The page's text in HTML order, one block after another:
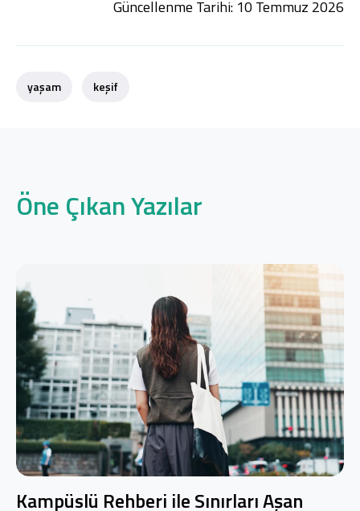
Güncellenme Tarihi: 10 Temmuz 2026
yaşam keşif
Öne Çıkan Yazılar
Kampüslü Rehberi ile Sınırları Aşan